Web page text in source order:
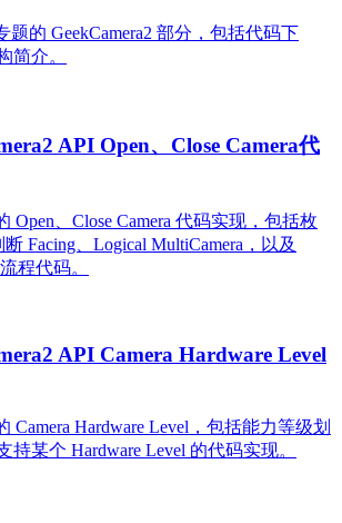
题的 GeekCamera2 部分，包括代码下
简介。
API Open、Close Camera代
Open、Close Camera 代码实现，包括枚
Facing、Logical MultiCamera，以及
程代码。
API Camera Hardware Level
Camera Hardware Level，包括能力等级划
某个 Hardware Level 的代码实现。